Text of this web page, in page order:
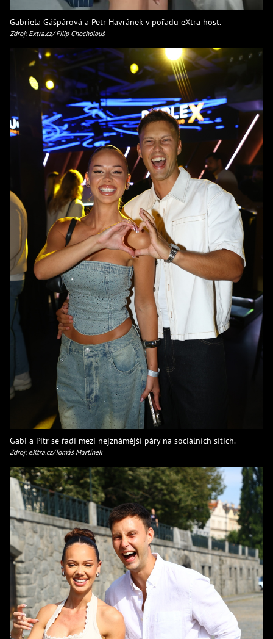
Gabriela Gášpárová a Petr Havránek v pořadu eXtra host.
Zdroj: Extra.cz/ Filip Chocholouš
Gabi a Pítr se řadí mezi nejznámější páry na sociálních sítích.
Zdroj: eXtra.cz/Tomáš Martínek